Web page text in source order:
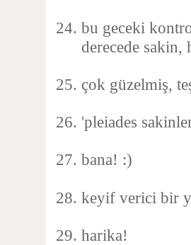
bu geceki
derecede
çok güzelmiş,
'pleiades
bana! :)
keyif verici bir
harika!